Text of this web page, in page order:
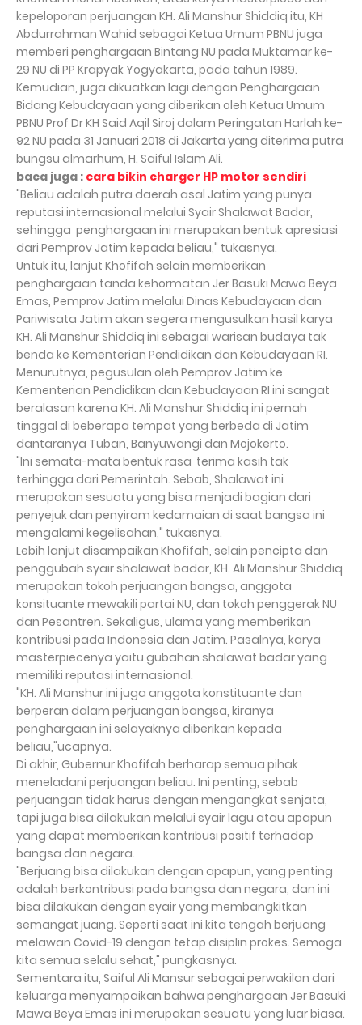
kepeloporan perjuangan KH. Ali Manshur Shiddiq itu, KH
Abdurrahman Wahid sebagai Ketua Umum PBNU juga
memberi penghargaan Bintang NU pada Muktamar ke-
29 NU di PP Krapyak Yogyakarta, pada tahun 1989.
Kemudian, juga dikuatkan lagi dengan Penghargaan
Bidang Kebudayaan yang diberikan oleh Ketua Umum
PBNU Prof Dr KH Said Aqil Siroj dalam Peringatan Harlah ke-
92 NU pada 31 Januari 2018 di Jakarta yang diterima putra
bungsu almarhum, H. Saiful Islam Ali.
baca juga : cara bikin charger HP motor sendiri
"Beliau adalah putra daerah asal Jatim yang punya
reputasi internasional melalui Syair Shalawat Badar,
sehingga penghargaan ini merupakan bentuk apresiasi
dari Pemprov Jatim kepada beliau," tukasnya.
Untuk itu, lanjut Khofifah selain memberikan
penghargaan tanda kehormatan Jer Basuki Mawa Beya
Emas, Pemprov Jatim melalui Dinas Kebudayaan dan
Pariwisata Jatim akan segera mengusulkan hasil karya
KH. Ali Manshur Shiddiq ini sebagai warisan budaya tak
benda ke Kementerian Pendidikan dan Kebudayaan RI.
Menurutnya, pegusulan oleh Pemprov Jatim ke
Kementerian Pendidikan dan Kebudayaan RI ini sangat
beralasan karena KH. Ali Manshur Shiddiq ini pernah
tinggal di beberapa tempat yang berbeda di Jatim
dantaranya Tuban, Banyuwangi dan Mojokerto.
"Ini semata-mata bentuk rasa terima kasih tak
terhingga dari Pemerintah. Sebab, Shalawat ini
merupakan sesuatu yang bisa menjadi bagian dari
penyejuk dan penyiram kedamaian di saat bangsa ini
mengalami kegelisahan," tukasnya.
Lebih lanjut disampaikan Khofifah, selain pencipta dan
penggubah syair shalawat badar, KH. Ali Manshur Shiddiq
merupakan tokoh perjuangan bangsa, anggota
konsituante mewakili partai NU, dan tokoh penggerak NU
dan Pesantren. Sekaligus, ulama yang memberikan
kontribusi pada Indonesia dan Jatim. Pasalnya, karya
masterpiecenya yaitu gubahan shalawat badar yang
memiliki reputasi internasional.
"KH. Ali Manshur ini juga anggota konstituante dan
berperan dalam perjuangan bangsa, kiranya
penghargaan ini selayaknya diberikan kepada
beliau,"ucapnya.
Di akhir, Gubernur Khofifah berharap semua pihak
meneladani perjuangan beliau. Ini penting, sebab
perjuangan tidak harus dengan mengangkat senjata,
tapi juga bisa dilakukan melalui syair lagu atau apapun
yang dapat memberikan kontribusi positif terhadap
bangsa dan negara.
"Berjuang bisa dilakukan dengan apapun, yang penting
adalah berkontribusi pada bangsa dan negara, dan ini
bisa dilakukan dengan syair yang membangkitkan
semangat juang. Seperti saat ini kita tengah berjuang
melawan Covid-19 dengan tetap disiplin prokes. Semoga
kita semua selalu sehat," pungkasnya.
Sementara itu, Saiful Ali Mansur sebagai perwakilan dari
keluarga menyampaikan bahwa penghargaan Jer Basuki
Mawa Beya Emas ini merupakan sesuatu yang luar biasa.